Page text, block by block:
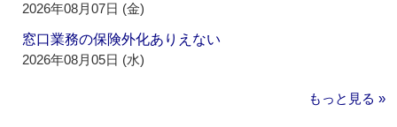
2026年08月07日 (金)
窓口業務の保険外化ありえない
2026年08月05日 (水)
もっと見る »